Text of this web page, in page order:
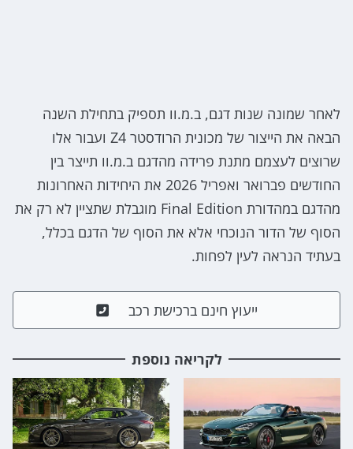
לאחר שמונה שנות דגם, ב.מ.וו תספיק בתחילת השנה
הבאה את הייצור של מכונית הרודסטר Z4 ועבור אלו
שרוצים לעצמם מתנת פרידה מהדגם ב.מ.וו תייצר בין
החודשים פברואר ואפריל 2026 את היחידות האחרונות
מהדגם במהדורת Final Edition מוגבלת שתציין לא רק את
הסוף של הדור הנוכחי אלא את הסוף של הדגם בכלל,
בעתיד הנראה לעין לפחות.
ייעוץ חינם ברכישת רכב
לקריאה נוספת